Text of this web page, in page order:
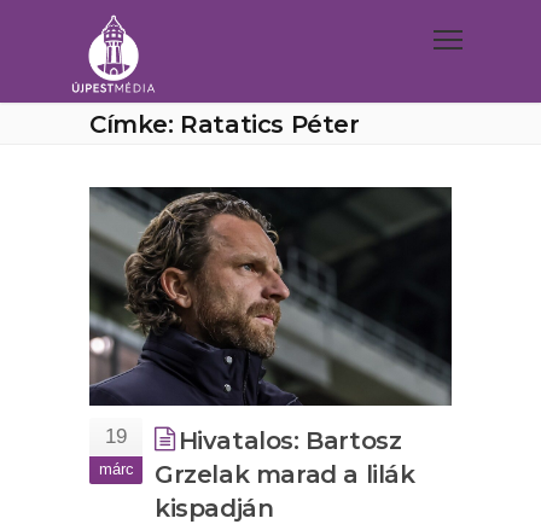
Címke: Ratatics Péter
19
márc
Hivatalos: Bartosz
Grzelak marad a lilák
kispadján